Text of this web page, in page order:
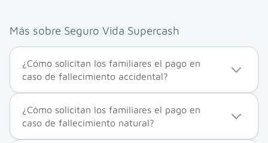
Más sobre Seguro Vida Supercash
¿Cómo solicitan los familiares el pago en
caso de fallecimiento accidental?
¿Cómo solicitan los familiares el pago en
caso de fallecimiento natural?